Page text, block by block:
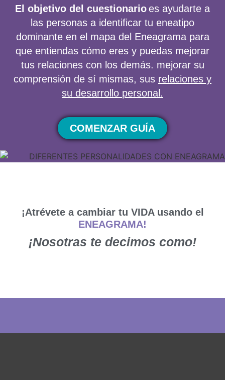
El objetivo del cuestionarioes ayudarte a
las personas a identificar tu eneatipo
dominante en el mapa del Eneagrama para
que entiendas cómo eres y puedas mejorar
tus relaciones con los demás. mejorar su
comprensión de sí mismas, sus relaciones y
su desarrollo personal.
COMENZAR GUÍA
¡Atrévete a cambiar tu VIDA usando el
ENEAGRAMA!
¡Nosotras te decimos como!